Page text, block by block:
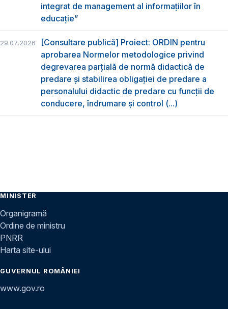
integrat de management al informațiilor în
educație”
29.07.2026
[Consultare publică] Proiect: ORDIN pentru
aprobarea Normelor metodologice privind
degrevarea parțială de normă didactică de
predare şi stabilirea obligaţiei de predare a
personalului didactic de predare cu funcții de
conducere, îndrumare și control (...)
MINISTER
Organigramă
Ordine de ministru
PNRR
Harta site-ului
GUVERNUL ROMÂNIEI
www.gov.ro